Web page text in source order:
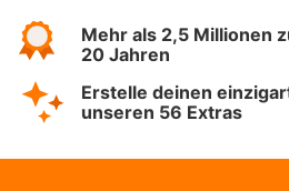
Mehr als 2,5 Millionen
20 Jahren
Erstelle deinen
unseren 56 Extras